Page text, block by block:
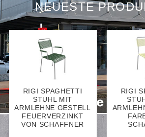
NEUESTE
RIGI SPAGHETTI
STUHL MIT
ARMLEHNE GESTELL
FEUERVERZINKT
VON SCHAFFNER
RIGI